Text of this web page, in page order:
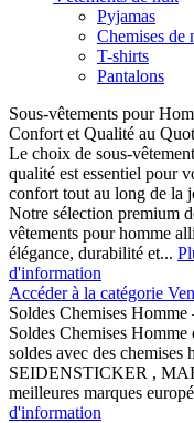
Pyjamas
Chemises de
T-shirts
Pantalons
Sous-vêtements pour
Confort et Qualité au
Le choix de sous-
qualité est essentiel pour
confort tout au long de la
Notre sélection premium
vêtements pour homme
élégance, durabilité et...
d'information
Accéder à la catégorie
Soldes Chemises
Soldes Chemises
soldes avec des
SEIDENSTICKER ,
meilleures marques
d'information